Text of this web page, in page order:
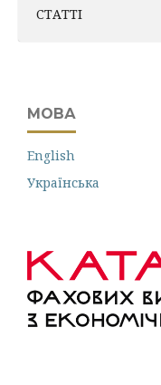
СТАТТІ
МОВА
English
Українська